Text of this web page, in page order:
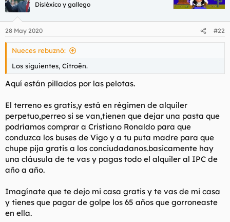
Disléxico y gallego
28 May 2020 #22
Nueces rebuznó:
Los siguientes, Citroën.
Aquí están pillados por las pelotas.
El terreno es gratis,y está en régimen de alquiler
perpetuo,perreo si se van,tienen que dejar una pasta que
podríamos comprar a Cristiano Ronaldo para que
conduzca los buses de Vigo y a tu puta madre para que
chupe pija gratis a los conciudadanos.basicamente hay
una cláusula de te vas y pagas todo el alquiler al IPC de
año a año.
Imagínate que te dejo mi casa gratis y te vas de mi casa
y tienes que pagar de golpe los 65 años que gorroneaste
en ella.